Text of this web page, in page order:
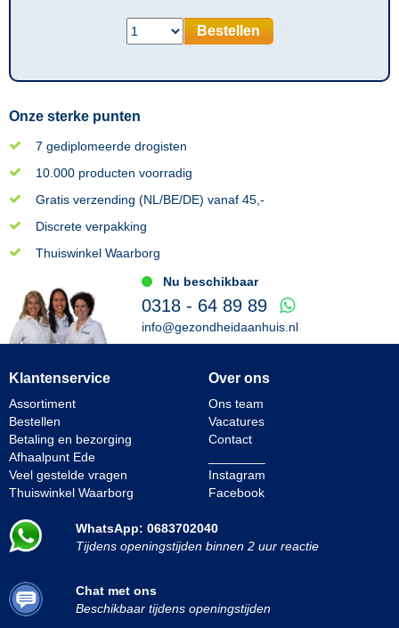
Bestellen
Onze sterke punten
7 gediplomeerde drogisten
10.000 producten voorradig
Gratis verzending (NL/BE/DE) vanaf 45,-
Discrete verpakking
Thuiswinkel Waarborg
Nu beschikbaar
0318 - 64 89 89
info@gezondheidaanhuis.nl
Klantenservice
Assortiment
Bestellen
Betaling en bezorging
Afhaalpunt Ede
Veel gestelde vragen
Thuiswinkel Waarborg
Over ons
Ons team
Vacatures
Contact
Instagram
Facebook
WhatsApp: 0683702040
Tijdens openingstijden binnen 2 uur reactie
Chat met ons
Beschikbaar tijdens openingstijden